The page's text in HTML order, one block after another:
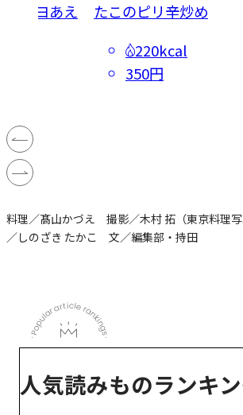
のマヨあえ
たこのピリ辛炒め
220kcal
350円
料理／髙山かづえ 撮影／木村 拓（東京料理
／しのざき たかこ 文／編集部・持田
人気読みものランキ